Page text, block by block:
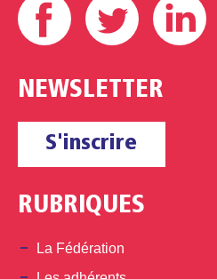
NEWSLETTER
S'inscrire
RUBRIQUES
La Fédération